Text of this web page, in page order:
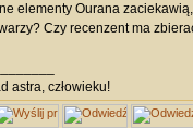
elementy Ourana
Czy recenzent ma
astra, człowieku!